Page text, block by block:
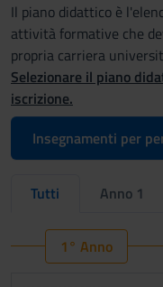
Il piano didattico è
attività formative che
propria carriera
Selezionare il piano
iscrizione.
Insegnamenti per
Tutti Anno 1
1° Anno